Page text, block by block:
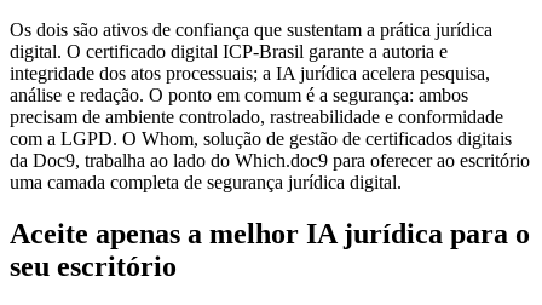
Os dois são ativos de confiança que sustentam a prática jurídica
digital. O certificado digital ICP-Brasil garante a autoria e
integridade dos atos processuais; a IA jurídica acelera pesquisa,
análise e redação. O ponto em comum é a segurança: ambos
precisam de ambiente controlado, rastreabilidade e conformidade
com a LGPD. O Whom, solução de gestão de certificados digitais
da Doc9, trabalha ao lado do Which.doc9 para oferecer ao escritório
uma camada completa de segurança jurídica digital.
Aceite apenas a melhor IA jurídica para o
seu escritório